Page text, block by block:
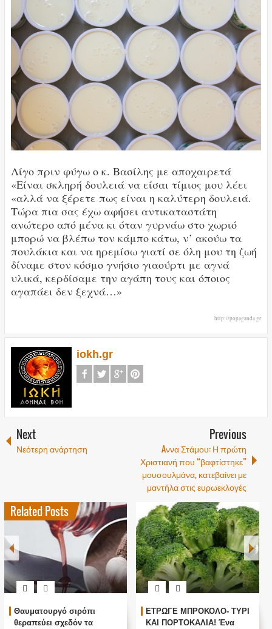
Λίγο πριν φύγω ο κ. Βασίλης με αποχαιρετά
«Είναι σκληρή δουλειά να είσαι τίμιος μου λέει
«αλλά να ξέρετε πως είναι η καλύτερη δουλειά.
Τώρα πια σας έχω αφήσει αντικαταστάτη
ανώτερο από μένα κι όταν γυρνάω στο χωριό
μπορώ να βλέπω τον κάμπο κάτω, ν’ ακούω τα
πουλάκια και να ηρεμίσω γιατί σε όλη μου τη ζωή
δίναμε στον κόσμο γνήσιο γιαούρτι με αγνά
υλικά, κερδίσαμε την αγάπη τους και όποιος
αγαπάει δεν ξεχνά…»
http://popaganda.gr
iokh.gr
Next
Νεότερη ανάρτηση
Previous
Aννα Στάμου: Η πρώτη
Χριστιανή που “βαφτίστηκε”
μουσουλμάνα, κατεβαίνει με
μαντήλα στις ευρωεκλογές
Related Posts
Φουντούκι: «Η Μυστική Σου
Δύναμη»!
Ξεσπάει σε λίγο «το
αντάρτικο της ελιάς» Το νου